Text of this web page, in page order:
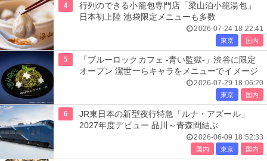
4
行列のできる小籠包専門店「梁山泊小籠湯包」
日本初上陸 池袋限定メニューも多数
2026-07-24 18:22:41
東京 国内
5
「ブルーロックカフェ -青い監獄-」渋谷に限定
オープン 潔世一らキャラをメニューでイメージ
2026-07-29 18:06:20
東京 国内
6
JR東日本の新型夜行特急「ルナ・アズール」
2027年度デビュー 品川～青森間結ぶ
2026-06-09 18:52:33
国内 東京 国内